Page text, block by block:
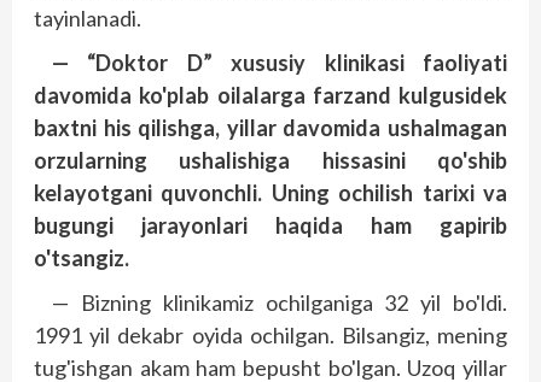
ta­yinlanadi.
— “Doktor D” xususiy klinikasi faoliyati
davomida ko'plab oilalarga farzand kulgusidek
baxtni his qilishga, yillar davomida ushalmagan
orzularning ushalishiga hissasini qo'shib
kelayotgani quvonchli. Uning ochilish tarixi va
bugungi jarayonlari haqida ham gapirib
o'tsangiz.
— Bizning klinikamiz ochilganiga 32 yil bo'ldi.
1991 yil dekabr oyida ochilgan. Bilsangiz, mening
tug'ishgan akam ham bepusht bo'lgan. Uzoq yillar